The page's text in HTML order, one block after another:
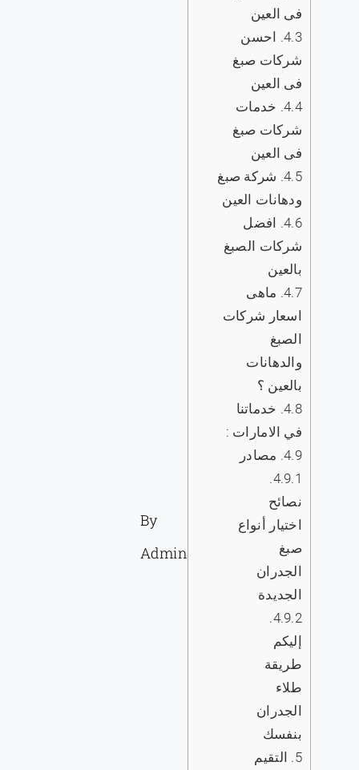
فى العين
4.3.
‏‎احسن
شركات صبغ
فى العين
4.4. ‏خدمات
شركات صبغ
فى العين
4.5. شركة صبغ
ودهانات العين
4.6.
افضل
شركات الصبغ
بالعين
4.7. ماهى
اسعار شركات
الصبغ
والدهانات
بالعين ؟
4.8. خدماتنا
في الامارات :
4.9. مصادر
4.9.1.
نصائح
اختيار أنواع
صبغ
الجدران
الجديدة
4.9.2.
إليكم
طريقة
طلاء
الجدران
بنفسك
5.
التقيم
By
Admin